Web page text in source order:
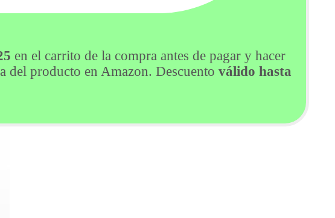
en el carrito de la compra antes de pagar y hacer
del producto en Amazon. Descuento válido hasta